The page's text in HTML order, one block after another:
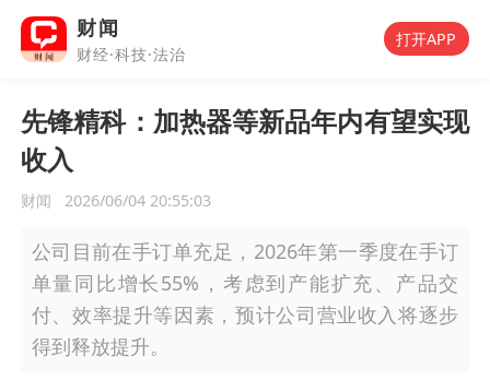
财闻
财经·科技·法治
打开APP
先锋精科：加热器等新品年内有望实现
收入
财闻 2026/06/04 20:55:03
公司目前在手订单充足，2026年第一季度在手订
单量同比增长55%，考虑到产能扩充、产品交
付、效率提升等因素，预计公司营业收入将逐步
得到释放提升。